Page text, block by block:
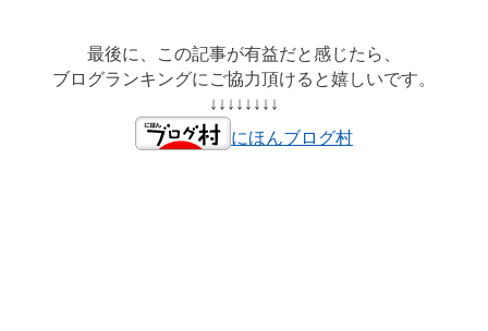
最後に、この記事が有益だと感じたら、
ブログランキングにご協力頂けると嬉しいです。
↓↓↓↓↓↓↓↓
にほんブログ村